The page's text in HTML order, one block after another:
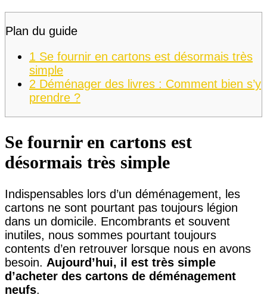
Plan du guide
1 Se fournir en cartons est désormais très
simple
2 Déménager des livres : Comment bien s’y
prendre ?
Se fournir en cartons est
désormais très simple
Indispensables lors d’un déménagement, les
cartons ne sont pourtant pas toujours légion
dans un domicile. Encombrants et souvent
inutiles, nous sommes pourtant toujours
contents d’en retrouver lorsque nous en avons
besoin. Aujourd’hui, il est très simple
d’acheter des cartons de déménagement
neufs.